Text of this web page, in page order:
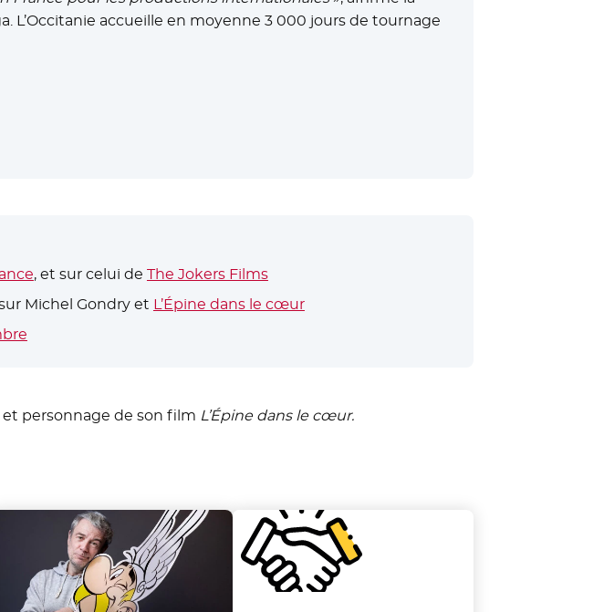
L’Occitanie accueille en moyenne 3 000 jours de tournage
- Nouvelle fenêtre
, et sur celui de The Jokers Films- Nouvelle fenêtre
Michel Gondry et L’Épine dans le cœur- Nouvelle fenêtre
personnage de son film L’Épine dans le cœur.